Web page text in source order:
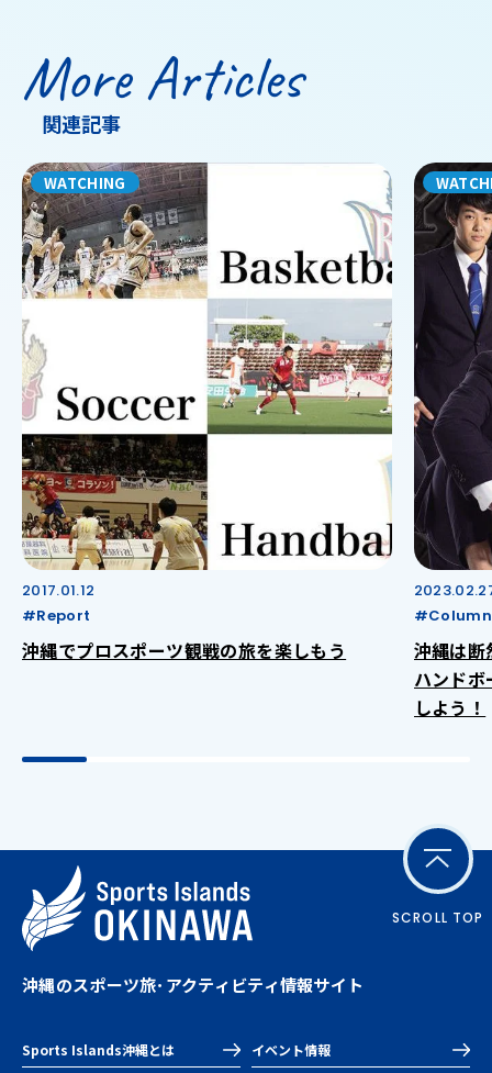
More Articles
関連記事
WATCHING
2017.01.12
#Report
沖縄でプロスポーツ観戦の旅を楽しもう
#Column
沖縄は断
ハンド
しよう！
SCROLL TOP
沖縄のスポーツ旅･アクティビティ情報サイト
Sports Islands沖縄とは イベント情報